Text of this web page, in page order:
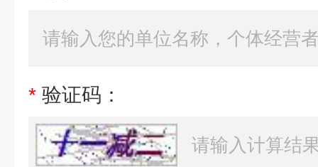
* 验证码：